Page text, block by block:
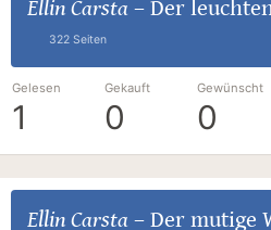
Ellin Carsta – Der
322 Seiten
Gelesen
1
Gekauft
0
Gewünscht
0
Ellin Carsta – Der mutige